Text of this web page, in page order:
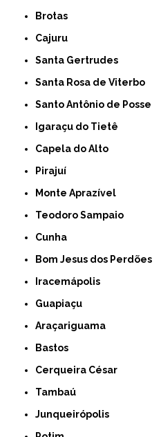
Brotas
Cajuru
Santa Gertrudes
Santa Rosa de Viterbo
Santo Antônio de Posse
Igaraçu do Tietê
Capela do Alto
Pirajuí
Monte Aprazível
Teodoro Sampaio
Cunha
Bom Jesus dos Perdões
Iracemápolis
Guapiaçu
Araçariguama
Bastos
Cerqueira César
Tambaú
Junqueirópolis